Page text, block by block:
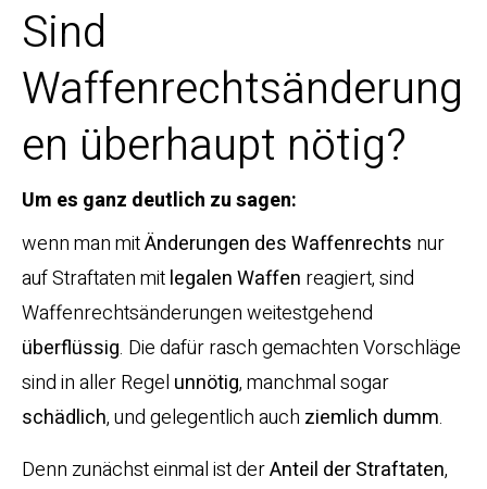
Sind
Waffenrechtsänderung
en überhaupt nötig?
Um es ganz deutlich zu sagen:
wenn man mitÄnderungen des Waffenrechts nur
auf Straftaten mitlegalen Waffen reagiert, sind
Waffenrechtsänderungen weitestgehend
überflüssig. Die dafür rasch gemachten Vorschläge
sind in aller Regel unnötig, manchmal sogar
schädlich, und gelegentlich auch ziemlich dumm.
Denn zunächst einmal ist derAnteil der Straftaten,